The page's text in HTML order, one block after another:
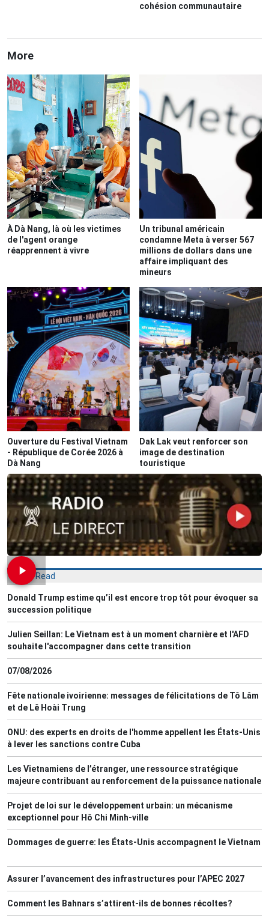
cohésion communautaire
More
À Dà Nang, là où les victimes
de l'agent orange
réapprennent à vivre
Un tribunal américain
condamne Meta à verser 567
millions de dollars dans une
affaire impliquant des
mineurs
Ouverture du Festival Vietnam
- République de Corée 2026 à
Dà Nang
Dak Lak veut renforcer son
image de destination
touristique
Most Read
Donald Trump estime qu’il est encore trop tôt pour évoquer sa
succession politique
Julien Seillan: Le Vietnam est à un moment charnière et l'AFD
souhaite l'accompagner dans cette transition
07/08/2026
Fête nationale ivoirienne: messages de félicitations de Tô Lâm
et de Lê Hoài Trung
ONU: des experts en droits de l'homme appellent les États-Unis
à lever les sanctions contre Cuba
Les Vietnamiens de l’étranger, une ressource stratégique
majeure contribuant au renforcement de la puissance nationale
Projet de loi sur le développement urbain: un mécanisme
exceptionnel pour Hô Chi Minh-ville
Dommages de guerre: les États-Unis accompagnent le Vietnam
Assurer l’avancement des infrastructures pour l’APEC 2027
Comment les Bahnars s’attirent-ils de bonnes récoltes?